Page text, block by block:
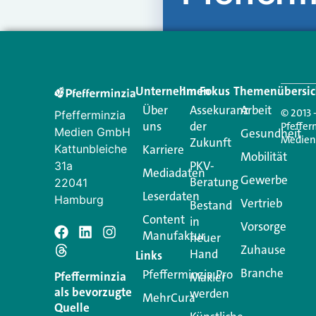
Schreiben
Ihre E-Mail-Adresse wird
Kommentar
Pfefferminzia
Medien GmbH
Kattunbleiche
31a
22041
Hamburg
Pfefferminzia
als bevorzugte
Quelle
Unternehmen
Über
uns
Karriere
Mediadaten
Leserdaten
Content
Manufaktur
Links
Pfefferminzia.Pro
MehrCura
Im Fokus
Assekuranz
der
Zukunft
PKV-
Beratung
Bestand
in
neuer
Hand
Makler
werden
Arbeit
Gesundheit
Mobilität
Gewerbe
Vertrieb
Vorsorge
Zuhause
Branche
© 2013